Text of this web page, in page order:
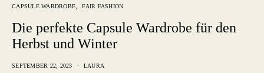
CAPSULE WARDROBE FAIR FASHION
Die perfekte Capsule Wardrobe für den
Herbst und Winter
SEPTEMBER 22, 2023 LAURA